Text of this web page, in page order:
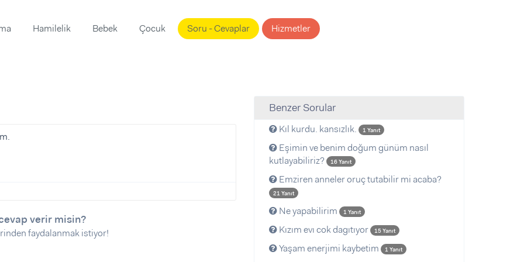
Hamilelik Bebek Çocuk Soru - Cevaplar Hizmetler
verir misin?
faydalanmak istiyor!
Benzer Sorular
Kıl kurdu. kansızlık. 1 Yanıt
Eşimin ve benim doğum günüm nasıl
kutlayabiliriz?
16 Yanıt
Emziren anneler oruç tutabilir mi acaba?
21 Yanıt
Ne yapabilirim 1 Yanıt
Kızım evı cok dagıtıyor 15 Yanıt
Yaşam enerjimi kaybetim 1 Yanıt